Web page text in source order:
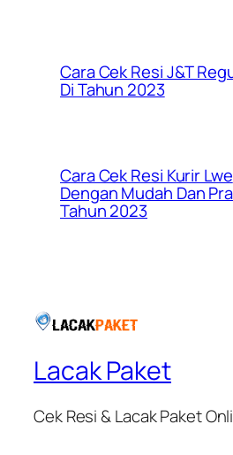
Cara Cek Resi J&T
Di Tahun 2023
Cara Cek Resi Kurir Lwe
Dengan Mudah Dan
Tahun 2023
Lacak Paket
Cek Resi & Lacak Paket